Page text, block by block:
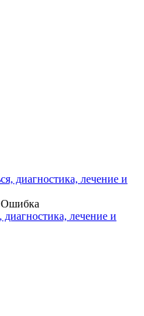
Ошибка
лечение и